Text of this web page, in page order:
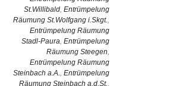
St.Willibald, Entrümpelung
Räumung St.Wolfgang i.Skgt.,
Entrümpelung Räumung
Stadl-Paura, Entrümpelung
Räumung Steegen,
Entrümpelung Räumung
Steinbach a.A., Entrümpelung
Räumung Steinbach a.d.St.,